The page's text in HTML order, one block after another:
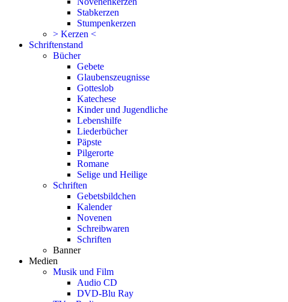
Stabkerzen
Stumpenkerzen
> Kerzen <
Schriftenstand
Bücher
Gebete
Glaubenszeugnisse
Gotteslob
Katechese
Kinder und Jugendliche
Lebenshilfe
Liederbücher
Päpste
Pilgerorte
Romane
Selige und Heilige
Schriften
Gebetsbildchen
Kalender
Novenen
Schreibwaren
Schriften
Banner
Medien
Musik und Film
Audio CD
DVD-Blu Ray